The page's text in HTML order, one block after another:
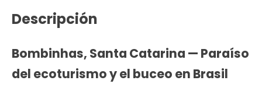
Descripción
Bombinhas, Santa Catarina — Paraíso
del ecoturismo y el buceo en Brasil